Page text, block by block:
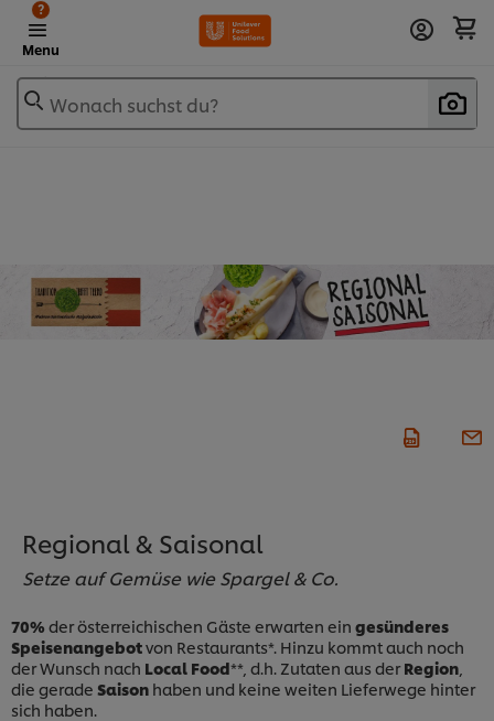
Menu
?
Wonach suchst du?
Regional & Saisonal
Setze auf Gemüse wie Spargel & Co.
70% der österreichischen Gäste erwarten ein gesünderes
Speisenangebotvon Restaurants*. Hinzu kommt auch noch
der Wunsch nach Local Food**, d.h. Zutaten aus derRegion
die gerade Saison haben und keine weiten Lieferwege hinter
sich haben.